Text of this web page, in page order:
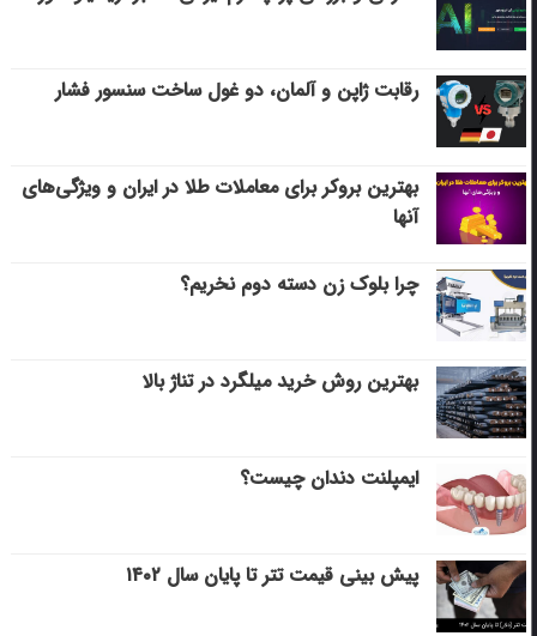
رقابت ژاپن و آلمان، دو غول ساخت سنسور فشار
بهترین بروکر برای معاملات طلا در ایران و ویژگی‌های
آنها
چرا بلوک زن دسته دوم نخریم؟
بهترین روش خرید میلگرد در تناژ بالا
ایمپلنت دندان چیست؟
پیش بینی قیمت تتر تا پایان سال ۱۴۰۲